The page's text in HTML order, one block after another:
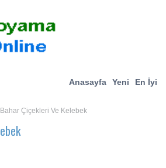
Anasayfa Yeni En İyi
Bahar Çiçekleri Ve Kelebek